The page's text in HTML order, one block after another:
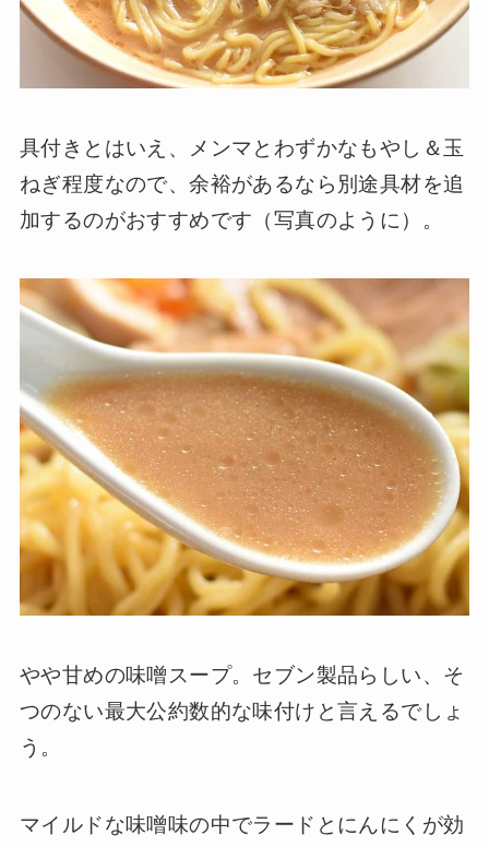
具付きとはいえ、メンマとわずかなもやし＆玉
ねぎ程度なので、余裕があるなら別途具材を追
加するのがおすすめです（写真のように）。
やや甘めの味噌スープ。セブン製品らしい、そ
つのない最大公約数的な味付けと言えるでしょ
う。
マイルドな味噌味の中でラードとにんにくが効